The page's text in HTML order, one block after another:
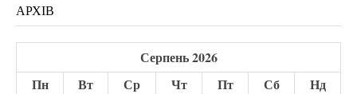
АРХІВ
Серпень 2026
Пн
Вт Ср Чт Пт Сб Нд